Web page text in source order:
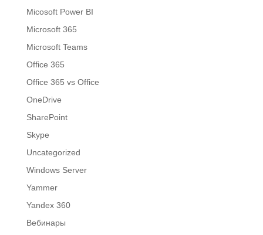
Micosoft Power BI
Microsoft 365
Microsoft Teams
Office 365
Office 365 vs Office
OneDrive
SharePoint
Skype
Uncategorized
Windows Server
Yammer
Yandex 360
Вебинары